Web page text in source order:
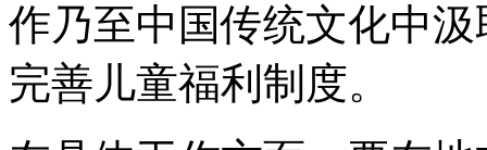
作乃至中国传统文化中
完善儿童福利制度。